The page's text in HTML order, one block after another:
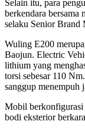
Selain itu, para
berkendara
selaku Senior Brand
Wuling E200
Baojun. Electric
lithium yang
torsi sebesar 110
sanggup menempuh
Mobil berkonfigurasi
bodi eksterior